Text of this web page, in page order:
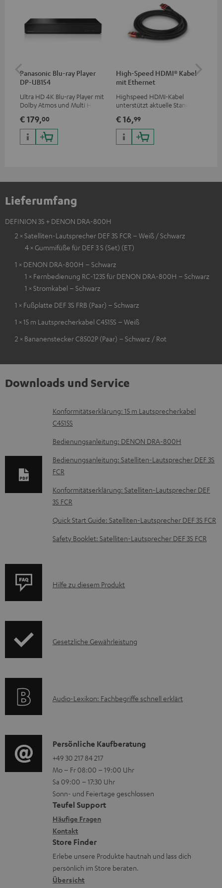
Panasonic Blu-ray Player
DP-UB154
Ultra HD 4K Blu-ray Player mit
Dolby Atmos und Multi HDR-
HDR10+ für eine überragende
Bildqualität mit lebensechten
Kontrasten und Farben
€ 179,00
High-Speed HDMI® Kabel
mit Ethernet
Highspeed HDMI-Kabel
unterstützt aktuelle Standards
€ 16,99
Lieferumfang
DEFINION 3S + DENON DRA-800H
2 × Satelliten-Lautsprecher DEF 3S FCR – Weiß / Schwarz
4 × Gummifüße für DEF 3 S (Set) (ET)
1 × DENON DRA-800H – Schwarz
1 × Fernbedienung RC-1235 für DENON DRA-800H – Schwarz
1 × Stromkabel – Schwarz
1 × Fußplatte DEF 3S FRB (Paar) – Schwarz
1 × 15 m Lautsprecherkabel C4515S – Weiß
2 × Bananenstecker C8502P (Paar) – Schwarz / Rot
Downloads und Service
D
o
k
u
m
e
n
t
z
H
n
r
d
e
n
Konformitätserklärung: 15 m Lautsprecherkabel
C4515S
Bedienungsanleitung: DENON DRA-800H
Bedienungsanleitung: Satelliten-Lautsprecher DEF 3S
FCR
Konformitätserklärung: Satelliten-Lautsprecher DEF
3S FCR
Quick Start Guide: Satelliten-Lautsprecher DEF 3S FCR
Safety Booklet: Satelliten-Lautsprecher DEF 3S FCR
P
u
A
Hilfe zu diesem Produkt
I
r
t
i
o
n
e
n
z
u
r
G
Gesetzliche Gewährleistung
A
i
o
-
L
e
x
i
k
o
n
Audio-Lexikon: Fachbegriffe schnell erklärt
K
o
n
t
a
k
t
d
a
t
Persönliche Kaufberatung
+49 30 217 84 217
Mo – Fr 08:00 – 19:00 Uhr
Sa 09:00 – 17:30 Uhr
Sonn- und Feiertage geschlossen
Teufel Support
Häufige Fragen
Kontakt
Store Finder
Erlebe unsere Produkte hautnah und lass dich
persönlich im Store beraten.
Übersicht